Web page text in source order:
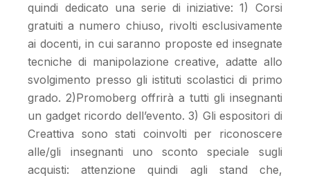
quindi dedicato una serie di iniziative: 1) Corsi
gratuiti a numero chiuso, rivolti esclusivamente
ai docenti, in cui saranno proposte ed insegnate
tecniche di manipolazione creative, adatte allo
svolgimento presso gli istituti scolastici di primo
grado. 2)Promoberg offrirà a tutti gli insegnanti
un gadget ricordo dell’evento. 3) Gli espositori di
Creattiva sono stati coinvolti per riconoscere
alle/gli insegnanti uno sconto speciale sugli
acquisti: attenzione quindi agli stand che,